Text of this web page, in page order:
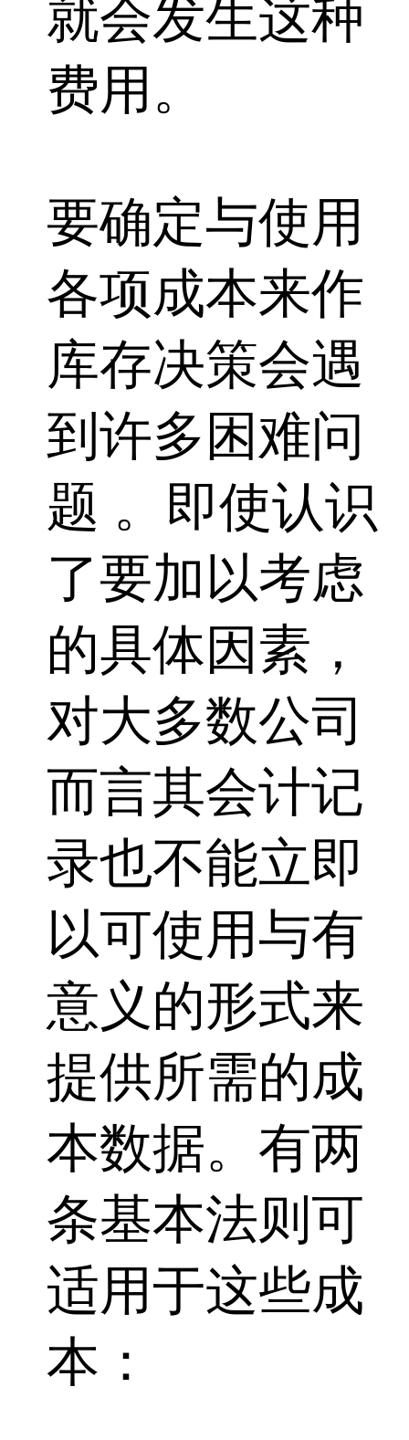
就会发生这种
费用。
要确定与使用
各项成本来作
库存决策会遇
到许多困难问
题 。即使认识
了要加以考虑
的具体因素，
对大多数公司
而言其会计记
录也不能立即
以可使用与有
意义的形式来
提供所需的成
本数据。有两
条基本法则可
适用于这些成
本：